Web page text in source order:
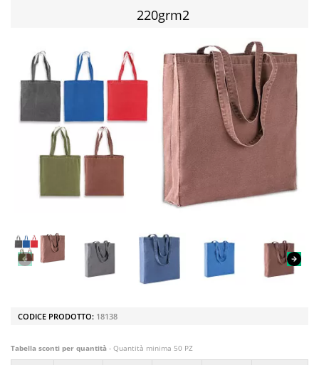
220grm2
CODICE PRODOTTO: 18138
Tabella sconti per quantità - Quantità minima 50 PZ